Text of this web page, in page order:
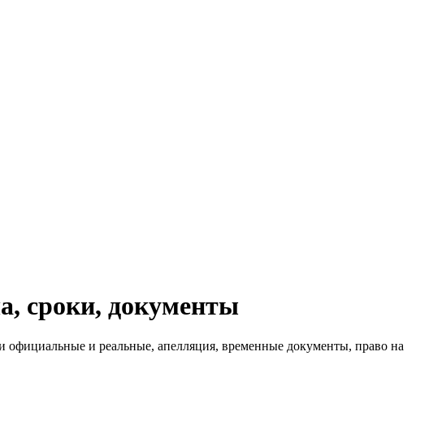
сроки, документы
и реальные, апелляция, временные документы, право на